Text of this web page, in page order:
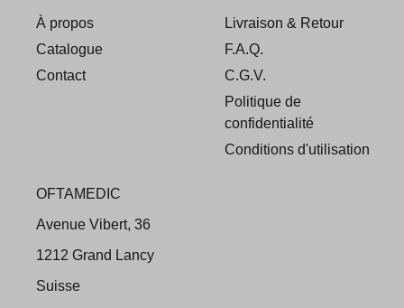
À propos
Catalogue
Contact
Livraison & Retour
F.A.Q.
C.G.V.
Politique de
confidentialité
Conditions d'utilisation
OFTAMEDIC
Avenue Vibert, 36
1212 Grand Lancy
Suisse